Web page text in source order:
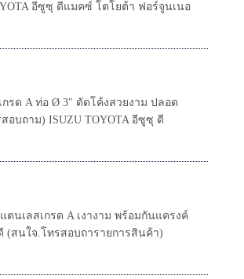
อีซูซุ ดีแมคซ์ โตโยต้า ฟอร์จูนเนอ
รด A ท่อ Ø 3" ดัดโค้งสวยงาม ปลอด
บถาม) ISUZU TOYOTA อีซูซุ ดี
นเลสเกรด A เงางาม พร้อมกันแครงค์
(สนใจ.โทรสอบถารายการสินค้า)